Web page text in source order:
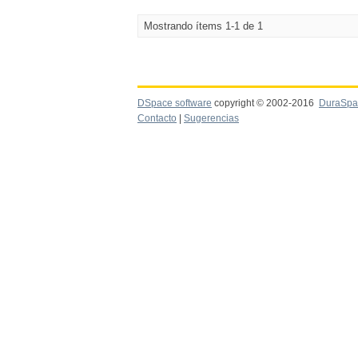
Mostrando ítems 1-1 de 1
DSpace software copyright © 2002-2016
Contacto
Sugerencias